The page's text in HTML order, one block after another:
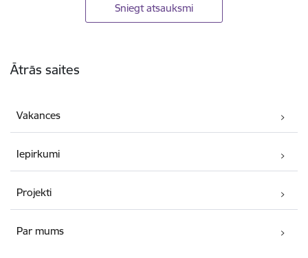
Sniegt atsauksmi
Ātrās saites
Vakances
Iepirkumi
Projekti
Par mums